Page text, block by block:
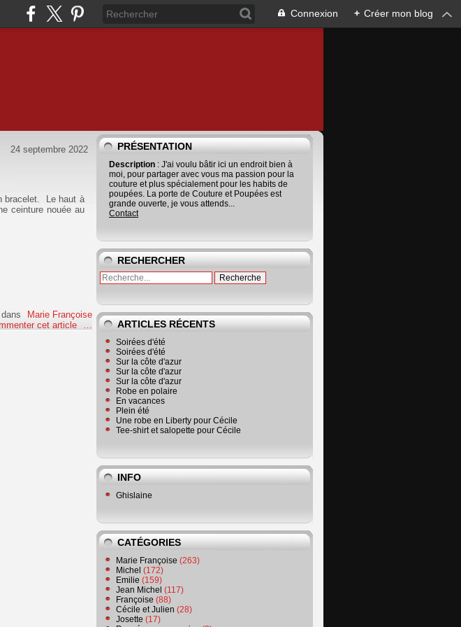
Connexion + Créer mon blog
24 septembre 2022
bracelet. Le haut à
ceinture nouée au
Marie Françoise
cet article
PRÉSENTATION
Description : J'ai voulu bâtir ici un endroit bien à
moi, pour partager avec vous ma passion pour la
couture et plus spécialement pour les habits de
poupées. La porte de Couture et Poupées est
grande ouverte, je vous attends...
Contact
RECHERCHER
ARTICLES RÉCENTS
Soirées d'été
Soirées d'été
Sur la côte d'azur
Sur la côte d'azur
Sur la côte d'azur
Robe en polaire
En vacances
Plein été
Une robe en Liberty pour Cécile
Tee-shirt et salopette pour Cécile
INFO
Ghislaine
CATÉGORIES
Marie Françoise (263)
Michel (172)
Emilie (159)
Jean Michel (117)
Françoise (88)
Cécile et Julien (28)
Josette (17)